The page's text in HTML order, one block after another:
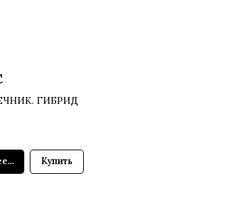
ГИБРИД
Купить